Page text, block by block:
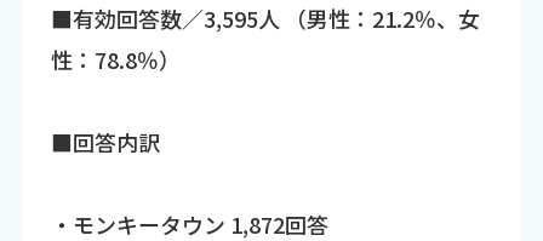
■有効回答数／3,595人 （男性：21.2％、女
性：78.8％）
■回答内訳
・モンキータウン 1,872回答